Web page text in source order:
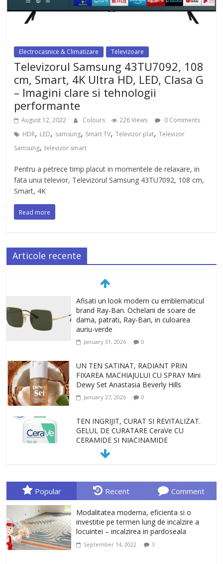
Electrocasnice & Climatizare Televizoare
Televizorul Samsung 43TU7092, 108
cm, Smart, 4K Ultra HD, LED, Clasa G
– Imagini clare si tehnologii
performante
August 12, 2022 Colours 226 Views
0 Comments
HDR, LED, samsung, Smart TV,Televizor plat,Televizor
Samsung,televizor smart
Pentru a petrece timp placut in momentele de relaxare, in
fata unui televior, Televizorul Samsung 43TU7092, 108 cm,
Smart, 4K
Read more
Articole recente
Afisati un look modern cu emblematicul
brand Ray-Ban. Ochelarii de soare de
dama, patrati, Ray-Ban, in culoarea
auriu-verde
January 31, 2026 0
UN TEN SATINAT, RADIANT PRIN
FIXAREA MACHIAJULUI CU SPRAY Mini
Dewy Set Anastasia Beverly Hills
January 27, 2026 0
TEN INGRIJIT, CURAT SI REVITALIZAT.
GELUL DE CURATARE CeraVe CU
CERAMIDE SI NIACINAMIDE
January 23, 2026
ori o provocare. Idei inedite, cadouri
originale, le puteti avea la Giftspot.ro,
alegere buna, Oglinda de baie cu mărire
și iluminare LED
February 20, 2026 0
Popular Recent Comment
Modalitatea moderna, eficienta si o
investitie pe termen lung de incalzire a
locuintei – incalzirea in pardoseala
September 14, 2022 3